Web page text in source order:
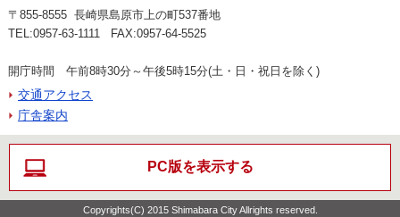
〒855-8555 長崎県島原市上の町537番地
TEL:0957-63-1111 FAX:0957-64-5525
開庁時間 午前8時30分～午後5時15分(土・日・祝日を除く)
交通アクセス
庁舎案内
PC版を表示する
Copyrights(C) 2015 Shimabara City Allrights reserved.